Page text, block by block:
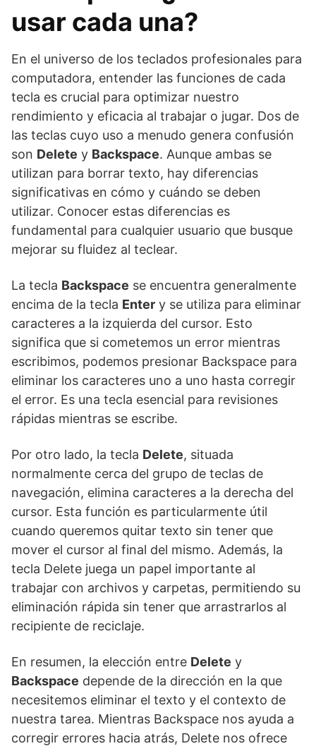
usar cada una?
En el universo de los teclados profesionales para
computadora, entender las funciones de cada
tecla es crucial para optimizar nuestro
rendimiento y eficacia al trabajar o jugar. Dos de
las teclas cuyo uso a menudo genera confusión
son Delete y Backspace. Aunque ambas se
utilizan para borrar texto, hay diferencias
significativas en cómo y cuándo se deben
utilizar. Conocer estas diferencias es
fundamental para cualquier usuario que busque
mejorar su fluidez al teclear.
La tecla Backspace se encuentra generalmente
encima de la tecla Enter y se utiliza para eliminar
caracteres a la izquierda del cursor. Esto
significa que si cometemos un error mientras
escribimos, podemos presionar Backspace para
eliminar los caracteres uno a uno hasta corregir
el error. Es una tecla esencial para revisiones
rápidas mientras se escribe.
Por otro lado, la tecla Delete, situada
normalmente cerca del grupo de teclas de
navegación, elimina caracteres a la derecha del
cursor. Esta función es particularmente útil
cuando queremos quitar texto sin tener que
mover el cursor al final del mismo. Además, la
tecla Delete juega un papel importante al
trabajar con archivos y carpetas, permitiendo su
eliminación rápida sin tener que arrastrarlos al
recipiente de reciclaje.
En resumen, la elección entre Delete y
Backspace depende de la dirección en la que
necesitemos eliminar el texto y el contexto de
nuestra tarea. Mientras Backspace nos ayuda a
corregir errores hacia atrás, Delete nos ofrece